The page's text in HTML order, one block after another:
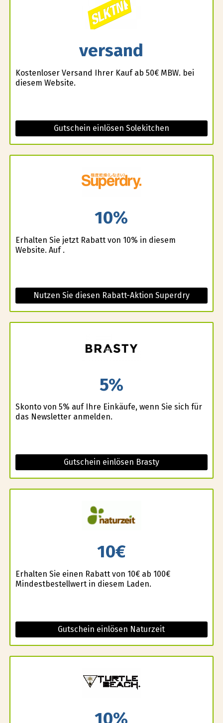
versand
Kostenloser Versand Ihrer Kauf ab 50€ MBW. bei
diesem Website.
Gutschein einlösen Solekitchen
10%
Erhalten Sie jetzt Rabatt von 10% in diesem
Website. Auf .
Nutzen Sie diesen Rabatt-Aktion Superdry
5%
Skonto von 5% auf Ihre Einkäufe, wenn Sie sich für
das Newsletter anmelden.
Gutschein einlösen Brasty
10€
Erhalten Sie einen Rabatt von 10€ ab 100€
Mindestbestellwert in diesem Laden.
Gutschein einlösen Naturzeit
10%